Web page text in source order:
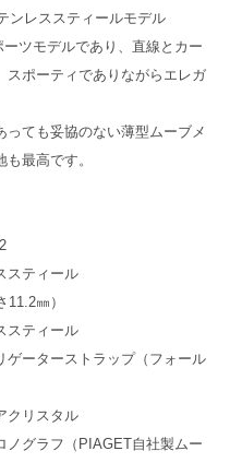
ンレススティールモデル
ーツモデルであり、直線とカー
スポーティでありながらエレガ
っても妥協のない薄型ムーブメ
最高です。
ティール
㎜）
ティール
ーターストラップ（フォール
スタル
ラフ（PIAGET自社製ムー